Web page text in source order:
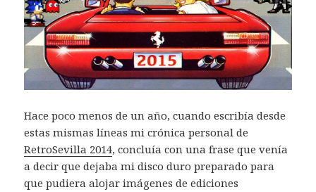
Hace poco menos de un año, cuando escribía desde
estas mismas líneas mi crónica personal de
RetroSevilla 2014, concluía con una frase que venía
a decir que dejaba mi disco duro preparado para
que pudiera alojar imágenes de ediciones